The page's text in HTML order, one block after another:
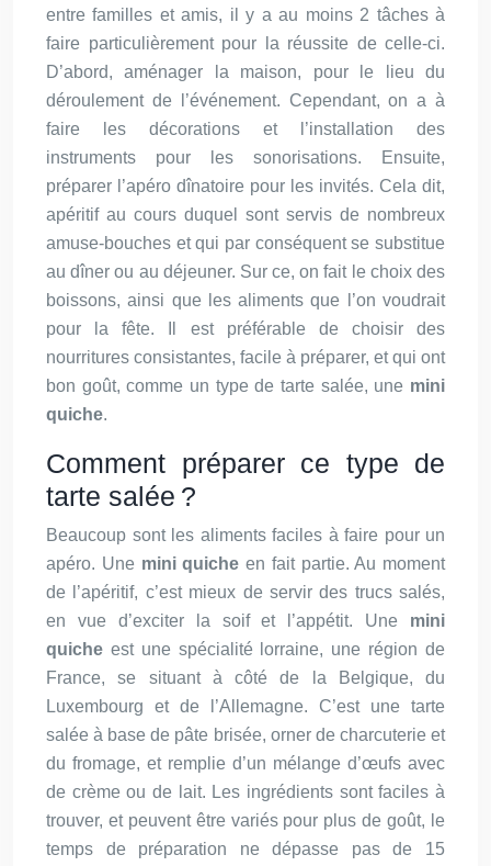
entre familles et amis, il y a au moins 2 tâches à
faire particulièrement pour la réussite de celle-ci.
D’abord, aménager la maison, pour le lieu du
déroulement de l’événement. Cependant, on a à
faire les décorations et l’installation des
instruments pour les sonorisations. Ensuite,
préparer l’apéro dînatoire pour les invités. Cela dit,
apéritif au cours duquel sont servis de nombreux
amuse-bouches et qui par conséquent se substitue
au dîner ou au déjeuner. Sur ce, on fait le choix des
boissons, ainsi que les aliments que l’on voudrait
pour la fête. Il est préférable de choisir des
nourritures consistantes, facile à préparer, et qui ont
bon goût, comme un type de tarte salée, une mini
quiche.
Comment préparer ce type de
tarte salée ?
Beaucoup sont les aliments faciles à faire pour un
apéro. Une mini quiche en fait partie. Au moment
de l’apéritif, c’est mieux de servir des trucs salés,
en vue d’exciter la soif et l’appétit. Une mini
quiche est une spécialité lorraine, une région de
France, se situant à côté de la Belgique, du
Luxembourg et de l’Allemagne. C’est une tarte
salée à base de pâte brisée, orner de charcuterie et
du fromage, et remplie d’un mélange d’œufs avec
de crème ou de lait. Les ingrédients sont faciles à
trouver, et peuvent être variés pour plus de goût, le
temps de préparation ne dépasse pas de 15